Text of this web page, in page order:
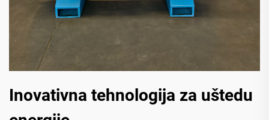
Inovativna tehnologija za uštedu